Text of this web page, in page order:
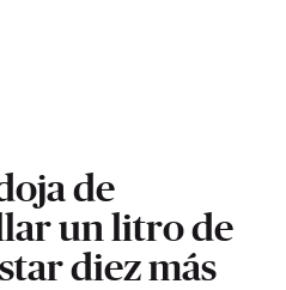
de
un litro de
diez más